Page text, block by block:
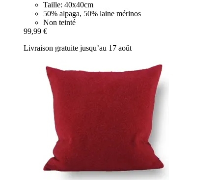
Taille: 40x40cm
50% alpaga, 50% laine mérinos
Non teinté
99,99 €
Livraison gratuite jusqu’au 17 août